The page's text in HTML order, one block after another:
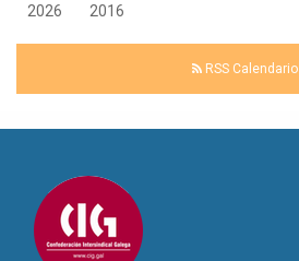
2026 2016
RSS Calendario